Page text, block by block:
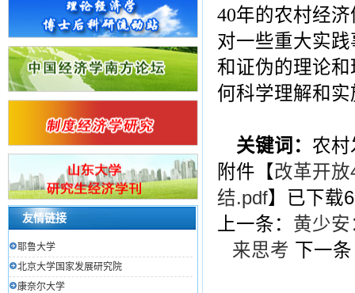
友情链接
耶鲁大学
北京大学国家发展研究院
康奈尔大学
40年的农村经
对一些重大实
和证伪的理论
何科学理解和
关键词： 农
附件【改革开
结.pdf】已下载
上一条： 黄少
来思考 下一